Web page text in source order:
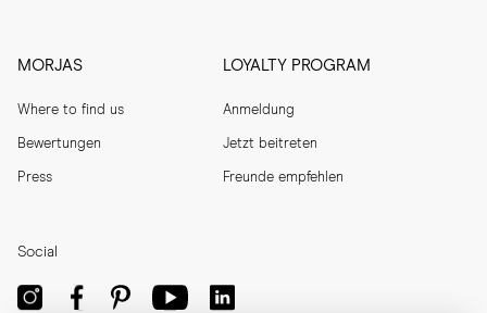
MORJAS
Where to find us
Bewertungen
Press
LOYALTY PROGRAM
Anmeldung
Jetzt beitreten
Freunde empfehlen
Social